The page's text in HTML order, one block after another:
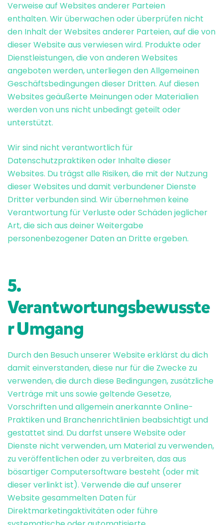
Verweise auf Websites anderer Parteien
enthalten. Wir überwachen oder überprüfen nicht
den Inhalt der Websites anderer Parteien, auf die von
dieser Website aus verwiesen wird. Produkte oder
Dienstleistungen, die von anderen Websites
angeboten werden, unterliegen den Allgemeinen
Geschäftsbedingungen dieser Dritten. Auf diesen
Websites geäußerte Meinungen oder Materialien
werden von uns nicht unbedingt geteilt oder
unterstützt.
Wir sind nicht verantwortlich für
Datenschutzpraktiken oder Inhalte dieser
Websites. Du trägst alle Risiken, die mit der Nutzung
dieser Websites und damit verbundener Dienste
Dritter verbunden sind. Wir übernehmen keine
Verantwortung für Verluste oder Schäden jeglicher
Art, die sich aus deiner Weitergabe
personenbezogener Daten an Dritte ergeben.
5.
Verantwortungsbewusste
r Umgang
Durch den Besuch unserer Website erklärst du dich
damit einverstanden, diese nur für die Zwecke zu
verwenden, die durch diese Bedingungen, zusätzliche
Verträge mit uns sowie geltende Gesetze,
Vorschriften und allgemein anerkannte Online-
Praktiken und Branchenrichtlinien beabsichtigt und
gestattet sind. Du darfst unsere Website oder
Dienste nicht verwenden, um Material zu verwenden,
zu veröffentlichen oder zu verbreiten, das aus
bösartiger Computersoftware besteht (oder mit
dieser verlinkt ist). Verwende die auf unserer
Website gesammelten Daten für
Direktmarketingaktivitäten oder führe